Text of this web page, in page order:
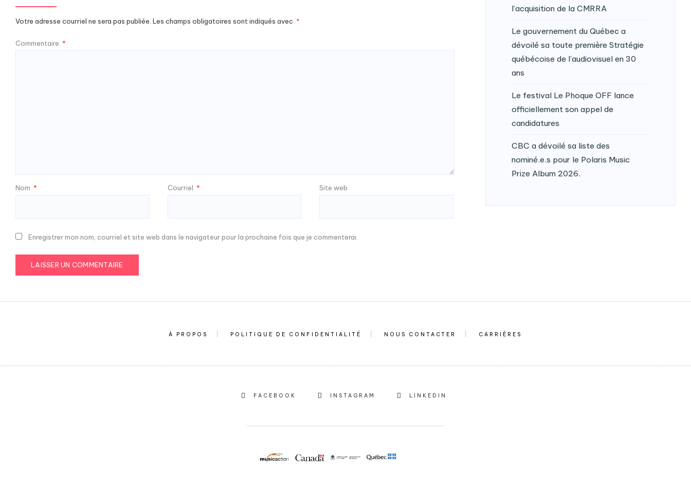
Votre adresse courriel ne sera pas publiée. Les champs obligatoires sont indiqués avec *
Commentaire *
Nom * Courriel * Site web
Enregistrer mon nom, courriel et site web dans le navigateur pour la prochaine fois que je commenterai.
l’acquisition de la CMRRA
Le gouvernement du Québec a
dévoilé sa toute première Stratégie
québécoise de l’audiovisuel en 30
ans
Le festival Le Phoque OFF lance
officiellement son appel de
candidatures
CBC a dévoilé sa liste des
nominé.e.s pour le Polaris Music
Prize Album 2026.
À PROPOS POLITIQUE DE CONFIDENTIALITÉ NOUS CONTACTER CARRIÈRES
FACEBOOK INSTAGRAM LINKEDIN